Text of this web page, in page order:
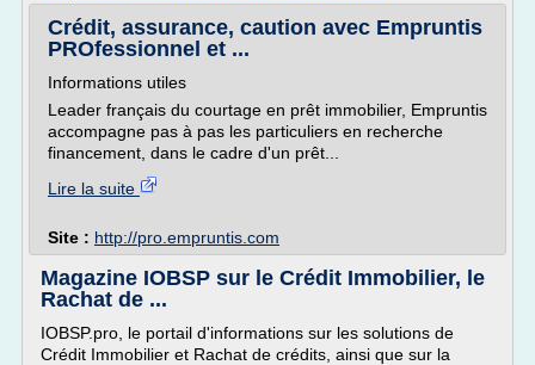
Crédit, assurance, caution avec Empruntis
PROfessionnel et ...
Informations utiles
Leader français du courtage en prêt immobilier, Empruntis
accompagne pas à pas les particuliers en recherche
financement, dans le cadre d'un prêt...
Lire la suite
Site : http://pro.empruntis.com
Magazine IOBSP sur le Crédit Immobilier, le
Rachat de ...
IOBSP.pro, le portail d'informations sur les solutions de
Crédit Immobilier et Rachat de crédits, ainsi que sur la